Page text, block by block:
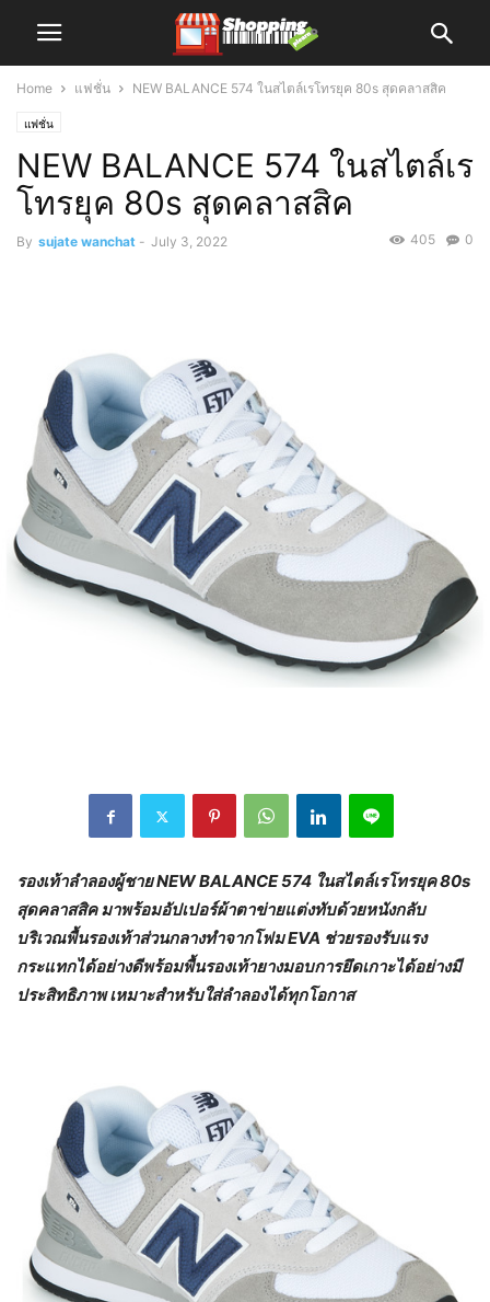
Home แฟชั่น NEW BALANCE 574 ในสไตล์เรโทรยุค 80s สุดคลาสสิค
แฟชั่น
NEW BALANCE 574 ในสไตล์เร
โทรยุค 80s สุดคลาสสิค
By sujate wanchat - July 3, 2022 0
405
รองเท้าลำลองผู้ชายNEW BALANCE 574 ในสไตล์เรโทรยุค80s
สุดคลาสสิค มาพร้อมอัปเปอร์ผ้าตาข่ายแต่งทับด้วยหนังกลับ
บริเวณพื้นรองเท้าส่วนกลางทำจากโฟมEVA ช่วยรองรับแรง
กระแทกได้อย่างดีพร้อมพื้นรองเท้ายางมอบการยึดเกาะได้อย่างมี
ประสิทธิภาพ เหมาะสำหรับใส่ลำลองได้ทุกโอกาส